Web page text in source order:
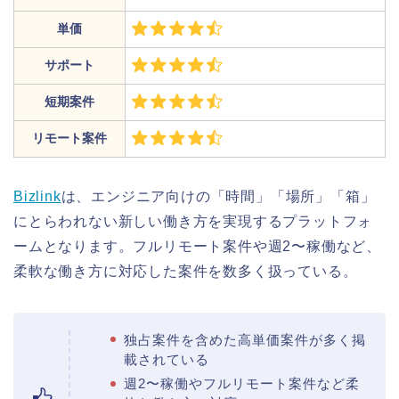
単価
サポート
短期案件
リモート案件
Bizlinkは、エンジニア向けの「時間」「場所」「箱」
にとらわれない新しい働き方を実現するプラットフォ
ームとなります。フルリモート案件や週2〜稼働など、
柔軟な働き方に対応した案件を数多く扱っている。
独占案件を含めた高単価案件が多く掲
載されている
週2〜稼働やフルリモート案件など柔